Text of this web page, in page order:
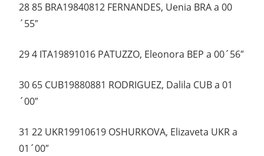
28 85 BRA19840812 FERNANDES, Uenia BRA a 00
´55″
29 4 ITA19891016 PATUZZO, Eleonora BEP a 00´56″
30 65 CUB19880881 RODRIGUEZ, Dalila CUB a 01
´00″
31 22 UKR19910619 OSHURKOVA, Elizaveta UKR a
01´00″